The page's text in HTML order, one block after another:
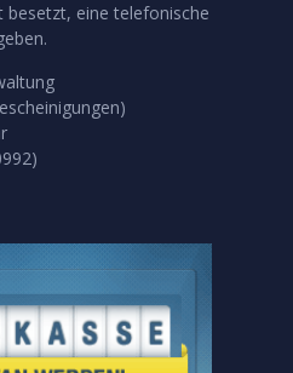
besetzt, eine telefonische